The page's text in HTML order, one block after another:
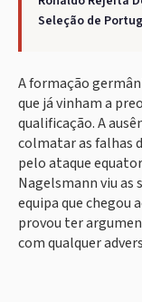
Seleção de
A formação
que já vinham a
qualificação. A
colmatar as falhas
pelo ataque
Nagelsmann viu as
equipa que chegou
provou ter
com qualquer